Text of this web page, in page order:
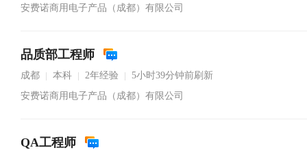
安费诺商用电子产品（成都）有限公司
品质部工程师
成都 本科 2年经验
5小时39分钟前刷新
安费诺商用电子产品（成都）有限公司
QA工程师